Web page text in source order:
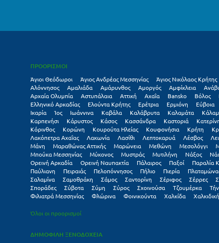
ΠΡΟΟΡΙΣΜΟΙ
Άγιοι Θεόδωροι Άγιος Ανδρέας Μεσσηνίας Άγιος Νικόλαος Κρήτης
Αλόννησος
Αμαλιάδα Αμάρυνθος Αμοργός Αμφίκλεια
Αρχαία Ολυμπία
Αστυπάλαια Αττική Αχαΐα Βansko Βόλος
Ελληνικό Αρκαδίας
Ελούντα Κρήτης Ερέτρια Ερμιόνη Εύβοια
Ικαρία
Ίος Ιωάννινα Καβάλα Καλάβρυτα Καλαμάτα
Καρπενήσι
Κάρυστος Κάσος Κασσάνδρα Καστοριά
Κόρινθος
Κορώνη Κουρούτα Ηλείας Κουφονήσια Κρήτη
Λακόπετρα Αχαΐας
Λακωνία Λασίθι Λεπτοκαρυά Λέσβος
Μάνη
Μαραθώνας Αττικής Μαρώνεια Μεθώνη Μεσολόγγι
Μπούκα Μεσσηνίας
Μύκονος Μυστράς Μυτιλήνη Νάξος
Ορεινή Αρκαδία
Ορεινή Ναυπακτία Πάλαιρος Παξοί Παραλία
Παύλιανη
Πειραιάς Πελοπόννησος Πήλιο Πιερία
Σαλαμίνα
Σαμοθράκη Σάμος Σαντορίνη Σέριφος Σέρρες
Σποράδες
Σύβοτα Σύμη Σύρος Σχοινούσα Τζουμέρκα
Φιλιατρά Μεσσηνίας
Φλώρινα Φοινικούντα Χαλκίδα Χαλκιδική
Όλοι οι προορισμοί
ΔΗΜΟΦΙΛΗ ΞΕΝΟΔΟΧΕΙΑ